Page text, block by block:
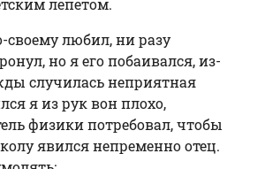
лепетом.
своему любил, ни разу
но я его побаивался, из-
случилась неприятная
я из рук вон плохо,
физики потребовал, чтобы
явился непременно отец.